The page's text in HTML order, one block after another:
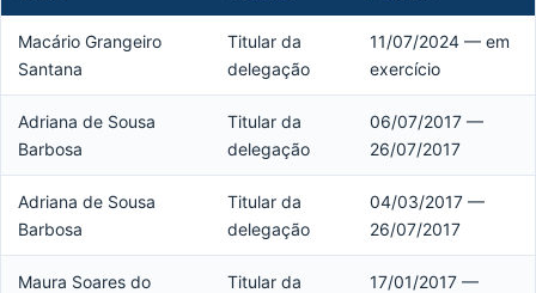
Macário Grangeiro
Santana
Titular da
delegação
11/07/2024 — em
exercício
Adriana de Sousa
Barbosa
Titular da
delegação
06/07/2017 —
26/07/2017
Adriana de Sousa
Barbosa
Titular da
delegação
04/03/2017 —
26/07/2017
Maura Soares do
Titular da
17/01/2017 —